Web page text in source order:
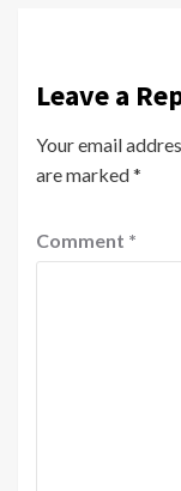
Leave a
Your email
are marked*
Comment *